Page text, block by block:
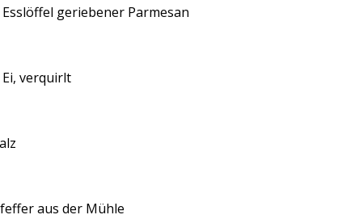
Esslöffel geriebener Parmesan
Ei, verquirlt
aus der Mühle